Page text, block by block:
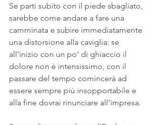
Se parti subito con il piede sbagliato,
sarebbe come andare a fare una
camminata e subire immediatamente
una distorsione alla caviglia: se
all’inizio con un po’ di ghiaccio il
dolore non è intensissimo, con il
passare del tempo comincerà ad
essere sempre più insopportabile e
alla fine dovrai rinunciare all’impresa.